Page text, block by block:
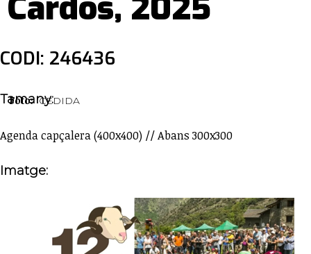
CODI: 246436
Foto: CEDIDA
Tamany:
Agenda capçalera (400x400) // Abans 300x300
Imatge: